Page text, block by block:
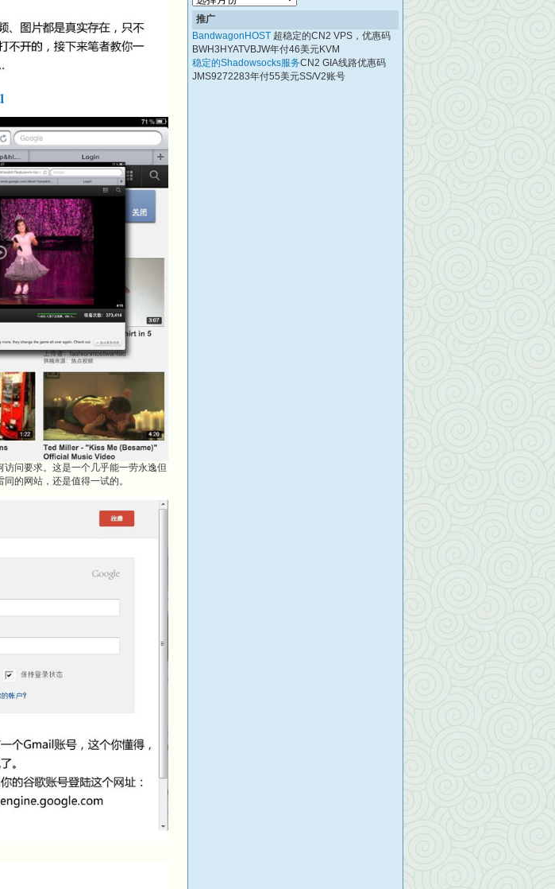
问要求。这是一个几乎能一劳永逸但
的网站，还是值得一试的。
档
推广
BandwagonHOST 超稳定的CN2 VPS，优惠码
BWH3HYATVBJW年付46美元KVM
稳定的Shadowsocks服务CN2 GIA线路优惠码
JMS9272283年付55美元SS/V2账号